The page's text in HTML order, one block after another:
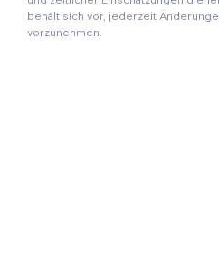
behält sich vor, jederzeit
vorzunehmen.